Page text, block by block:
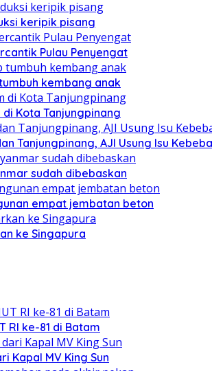
keripik pisang
Pulau Penyengat
kembang anak
Kota Tanjungpinang
Tanjungpinang, AJI Usung Isu
sudah dibebaskan
empat jembatan beton
ke Singapura
RI ke-81 di Batam
Kapal MV King Sun